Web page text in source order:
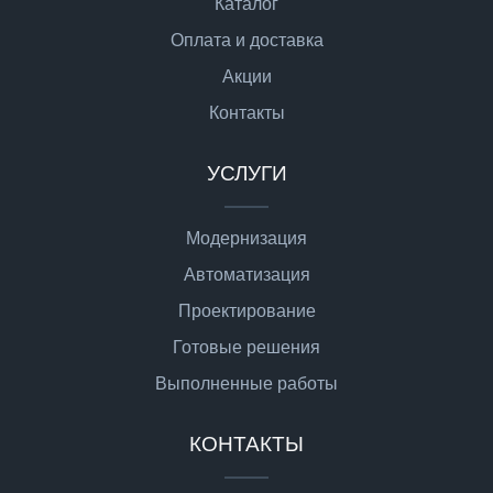
Оплата и доставка
Акции
Контакты
УСЛУГИ
Модернизация
Автоматизация
Проектирование
Готовые решения
Выполненные работы
КОНТАКТЫ